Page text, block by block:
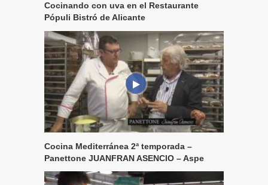
Cocinando con uva en el Restaurante
Pópuli Bistró de Alicante
Cocina Mediterránea 2ª temporada –
Panettone JUANFRAN ASENCIO – Aspe